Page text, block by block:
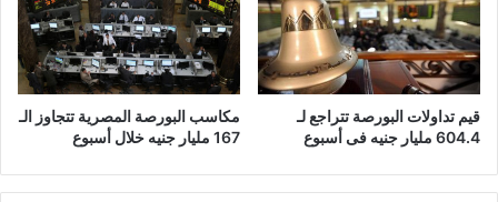
قيم تداولات البورصة تتراجع لـ
604.4 مليار جنيه فى أسبوع
مكاسب البورصة المصرية تتجاوز الـ
167 مليار جنيه خلال أسبوع